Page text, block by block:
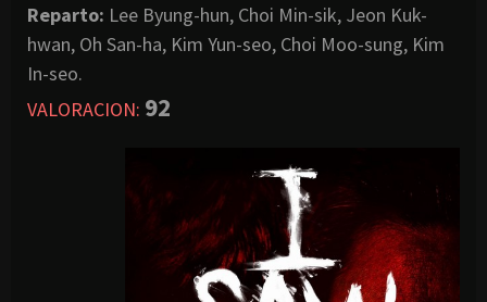
Reparto: Lee Byung-hun, Choi Min-sik, Jeon Kuk-
hwan, Oh San-ha, Kim Yun-seo, Choi Moo-sung, Kim
In-seo.
VALORACION: 92